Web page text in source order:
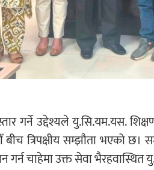
गर्ने उद्देश्यले यु.सि.यम.यस.
त्रिपक्षीय सम्झौता भएको
गर्न चाहेमा उक्त सेवा